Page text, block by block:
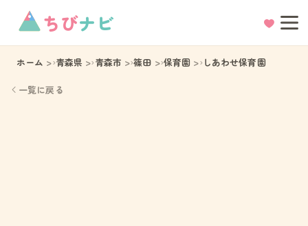
ちびナビ
ホーム 青森県 青森市 篠田 保育園 しあわせ保育園
一覧に戻る